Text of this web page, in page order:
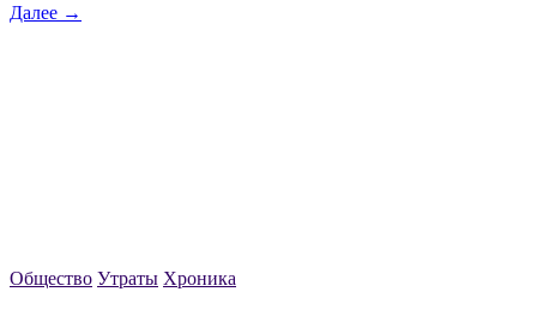
Далее →
Общество Утраты Хроника